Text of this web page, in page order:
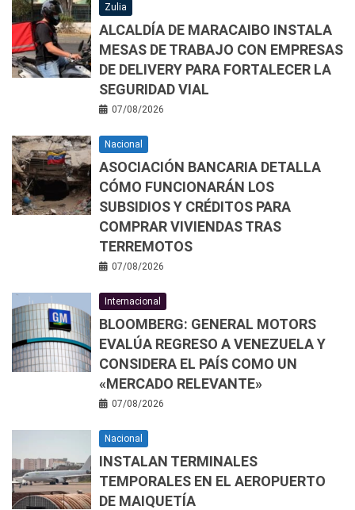
Zulia
ALCALDÍA DE MARACAIBO INSTALA
MESAS DE TRABAJO CON EMPRESAS
DE DELIVERY PARA FORTALECER LA
SEGURIDAD VIAL
07/08/2026
Nacional
ASOCIACIÓN BANCARIA DETALLA
CÓMO FUNCIONARÁN LOS
SUBSIDIOS Y CRÉDITOS PARA
COMPRAR VIVIENDAS TRAS
TERREMOTOS
07/08/2026
Internacional
BLOOMBERG: GENERAL MOTORS
EVALÚA REGRESO A VENEZUELA Y
CONSIDERA EL PAÍS COMO UN
«MERCADO RELEVANTE»
07/08/2026
Nacional
INSTALAN TERMINALES
TEMPORALES EN EL AEROPUERTO
DE MAIQUETÍA